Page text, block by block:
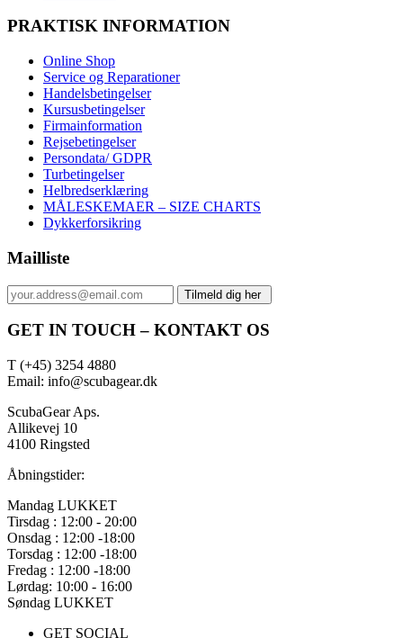
PRAKTISK INFORMATION
Online Shop
Service og Reparationer
Handelsbetingelser
Kursusbetingelser
Firmainformation
Rejsebetingelser
Persondata/ GDPR
Turbetingelser
Helbredserklæring
MÅLESKEMAER – SIZE CHARTS
Dykkerforsikring
Mailliste
GET IN TOUCH – KONTAKT OS
T (+45) 3254 4880
Email: info@scubagear.dk
ScubaGear Aps.
Allikevej 10
4100 Ringsted
Åbningstider:
Mandag LUKKET
Tirsdag : 12:00 - 20:00
Onsdag : 12:00 -18:00
Torsdag : 12:00 -18:00
Fredag : 12:00 -18:00
Lørdag: 10:00 - 16:00
Søndag LUKKET
GET SOCIAL